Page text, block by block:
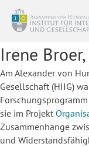
Irene Broer,
Am Alexander von
Gesellschaft (HIIG)
Forschungsprogramm
sie im Projekt
Zusammenhänge
und